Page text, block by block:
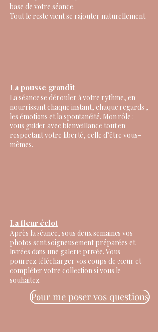
base de votre séance.
Tout le reste vient se rajouter naturellement.
La pousse grandit
La séance se dérouler à votre rythme, en
nourrissant chaque instant, chaque regards ,
les émotions et la spontanéité. Mon rôle :
vous guider avec bienveillance tout en
respectant votre liberté, celle d’être vous-
mêmes.
La fleur éclot
Après la séance, sous deux semaines vos
photos sont soigneusement préparées et
livrées dans une galerie privée. Vous
pourrez télécharger vos coups de cœur et
compléter votre collection si vous le
souhaitez.
Pour me poser vos questions